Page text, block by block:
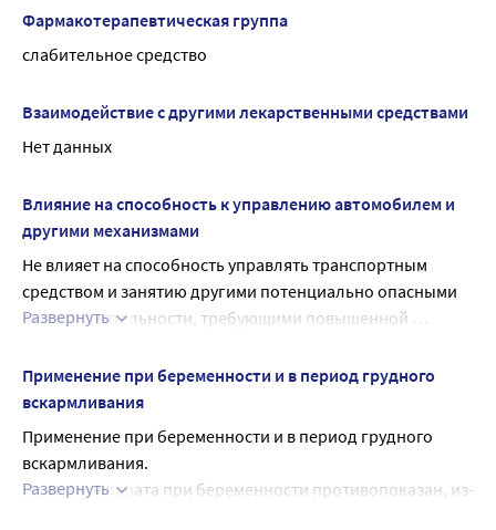
Фармакотерапевтическая группа
слабительное средство
Взаимодействие с другими лекарственными средствами
Нет данных
Влияние на способность к управлению автомобилем и
другими механизмами
Не влияет на способность управлять транспортным
средством и занятию другими потенциально опасными
видами деятельности, требующими повышенной
Развернуть
Применение при беременности и в период грудного
вскармливания
Применение при беременности и в период грудного
вскармливания.
Прием препарата при беременности противопоказан, из-
Развернуть